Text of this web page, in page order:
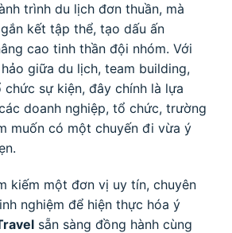
trình du lịch đơn thuần, mà
kết tập thể, tạo dấu ấn
cao tinh thần đội nhóm. Với
giữa du lịch, team building,
sự kiện, đây chính là lựa
doanh nghiệp, tổ chức, trường
muốn có một chuyến đi vừa ý
kiếm một đơn vị uy tín, chuyên
nghiệm để hiện thực hóa ý
sẵn sàng đồng hành cùng